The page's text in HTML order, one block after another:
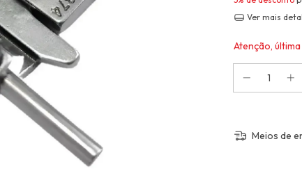
Ver mais
Atenção,
Meios de